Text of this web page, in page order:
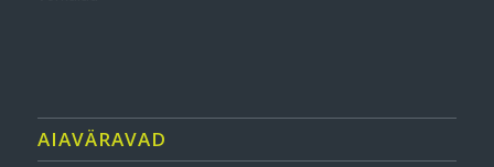
AIAVÄRAVAD